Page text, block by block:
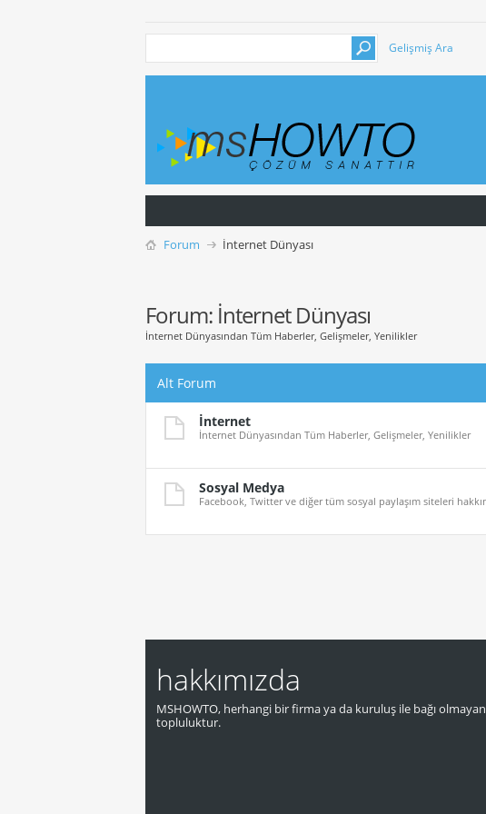
Gelişmiş Ara
Forum İnternet Dünyası
Forum: İnternet Dünyası
İnternet Dünyasından Tüm Haberler, Gelişmeler, Yenilikler
Alt Forum
İnternet
İnternet Dünyasından Tüm Haberler, Gelişmeler, Yenilikler
Sosyal Medya
Facebook, Twitter ve diğer tüm sosyal paylaşım siteleri
hakkımızda
MSHOWTO, herhangi bir firma ya da kuruluş ile bağı
topluluktur.